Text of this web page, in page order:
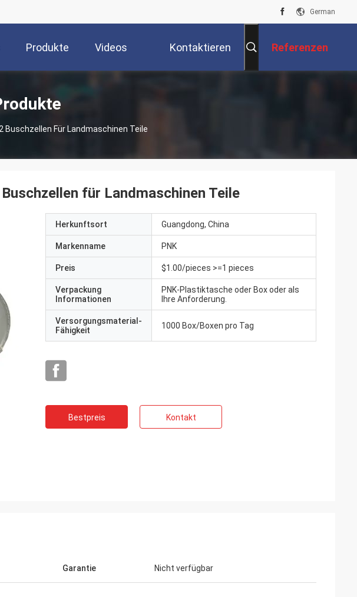
German
Produkte Videos Kontaktieren Referenzen
Buschzellen Für Landmaschinen Teile
für Landmaschinen Teile
Herkunftsort Guangdong, China
Markenname PNK
Preis $1.00/pieces >=1 pieces
Verpackung
Informationen
PNK-Plastiktasche oder Box oder als
Ihre Anforderung.
Versorgungsmaterial-
Fähigkeit
1000 Box/Boxen pro Tag
Bestpreis Kontakt
Garantie Nicht verfügbar